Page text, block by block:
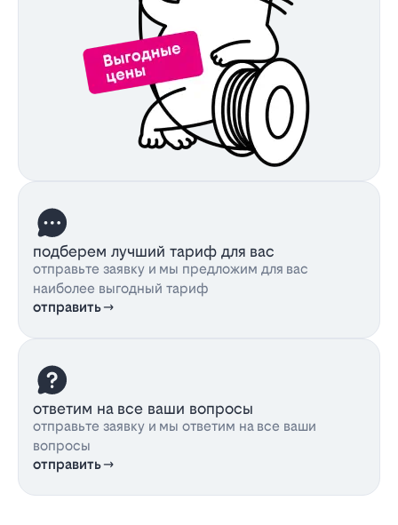
подберем лучший тариф для вас
отправьте заявку и мы предложим для вас
наиболее выгодный тариф
отправить
ответим на все ваши вопросы
отправьте заявку и мы ответим на все ваши
вопросы
отправить